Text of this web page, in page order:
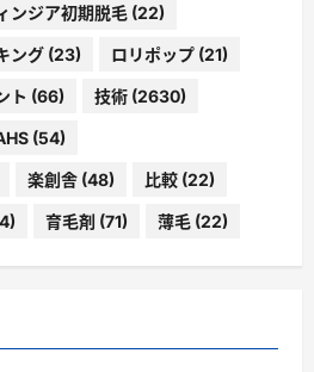
ンジア初期脱毛 (22)
ング (23) ロリポップ (21)
ト (66) 技術 (2630)
(54)
楽創舎 (48) 比較 (22)
育毛剤 (71) 薄毛 (22)